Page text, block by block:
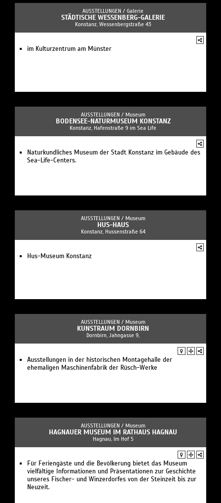
AUSSTELLUNGEN / Galerie
STÄDTISCHE WESSENBERG-GALERIE
Konstanz, Wessenbergstraße 43
im Kulturzentrum am Münster
AUSSTELLUNGEN / Museum
BODENSEE-NATURMUSEUM KONSTANZ
Konstanz, Hafenstraße 9 im Sea Life
Naturkundliches Museum der Stadt Konstanz im Gebäude des
Sea-Life-Centers.
AUSSTELLUNGEN / Museum
HUS-HAUS
Konstanz, Hussenstraße 64
Hus-Museum Konstanz
AUSSTELLUNGEN / Museum
KUNSTRAUM DORNBIRN
Dornbirn, Jahngasse 9,
Ausstellungen in der historischen Montagehalle der
ehemaligen Maschinenfabrik der Rüsch-Werke
AUSSTELLUNGEN / Museum
HAGNAUER MUSEUM IM RATHAUS HAGNAU
Hagnau, Im Hof 5
Für Feriengäste und die Bevölkerung bietet das Museum
vielfältige Informationen und Präsentationen zur Geschichte
unseres Fischer- und Winzerdorfes von der Steinzeit bis zur
Neuzeit.